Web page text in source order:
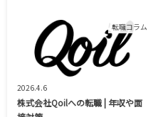
転職コラム
2026.4.6
株式会社Qoilへの転職 | 年収や面